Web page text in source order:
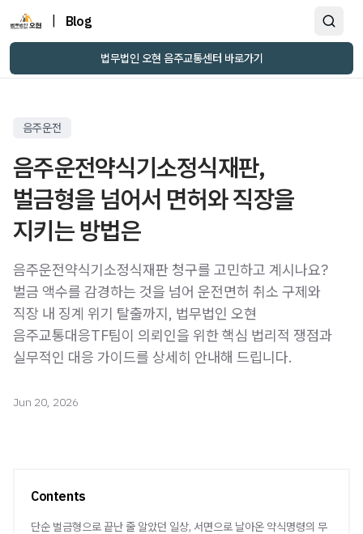
Blog
법무법인 오현 음주교통센터 바로가기
음주운전
음주운전약식기소정식재판,
벌금형을 넘어서 면허와 직장을
지키는 방법은
음주운전약식기소정식재판 청구를 고민하고 계시나요?
벌금 액수를 감경하는 것을 넘어 운전면허 취소 구제와
직장 내 징계 위기 탈출까지, 법무법인 오현
음주교통대응TF팀이 의뢰인을 위한 핵심 법리적 쟁점과
실무적인 대응 가이드를 상세히 안내해 드립니다.
Jun 20, 2026
Contents
단순 벌금형으로 끝난 줄 알았던 일상, 서면으로 날아온 약식명령의 무